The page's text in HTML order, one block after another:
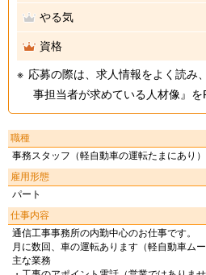
やる気
資格
応募の際は、求人情報をよく読み
事担当者が求めている人材像』を
職種
事務スタッフ（軽自動車の運転たまにあり）
雇用形態
パート
仕事内容
通信工事事務所の内勤中心のお仕事です。
月に数回、車の運転あります（軽自動車ムー
主な業務